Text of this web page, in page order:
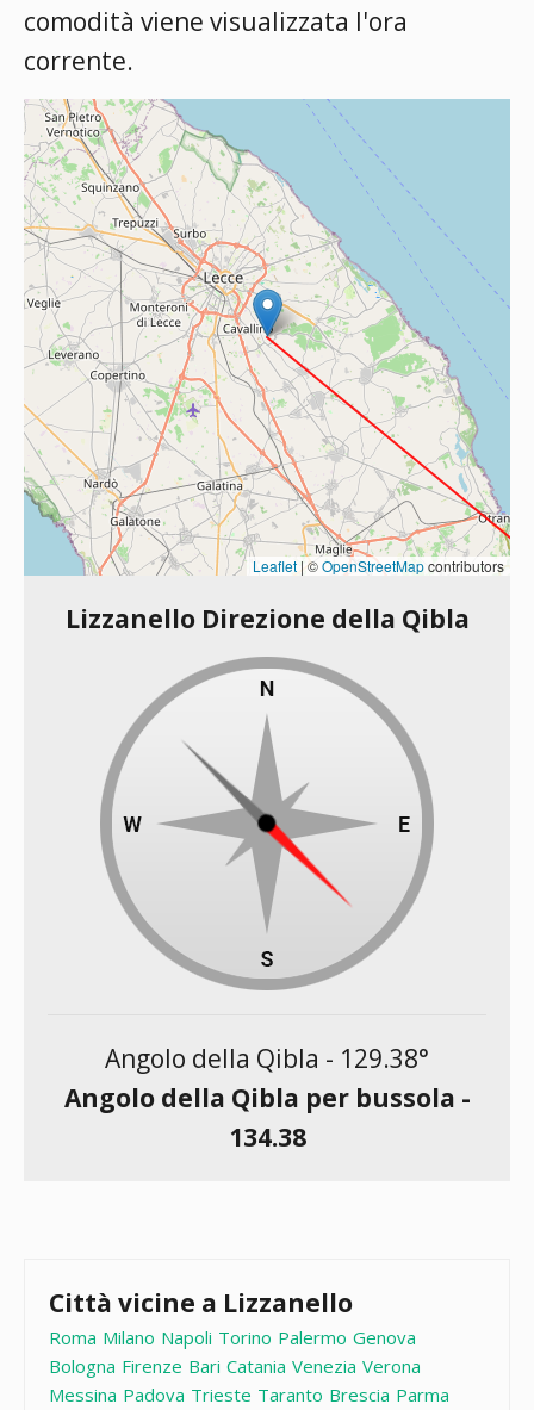
comodità viene visualizzata l'ora
corrente.
Leaflet | ©OpenStreetMapcontributors
Lizzanello Direzione della Qibla
Angolo della Qibla - 129.38°
Angolo della Qibla per bussola -
134.38
Città vicine a Lizzanello
Roma Milano Napoli Torino Palermo Genova
Bologna Firenze Bari Catania Venezia Verona
Messina Padova Trieste Taranto Brescia Parma